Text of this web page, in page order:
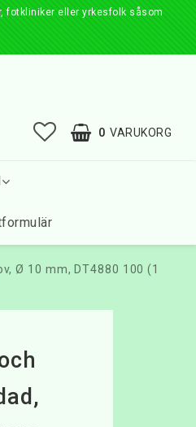
fotkliniker eller yrkesfolk såsom
0 VARUKORG
Ø 10 mm, DT4880 100 (1